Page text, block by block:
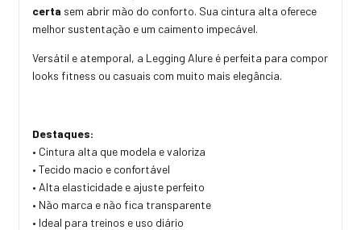
certa sem abrir mão do conforto. Sua cintura alta oferece
melhor sustentação e um caimento impecável.
Versátil e atemporal, a Legging Alure é perfeita para compor
looks fitness ou casuais com muito mais elegância.
Destaques:
• Cintura alta que modela e valoriza
• Tecido macio e confortável
• Alta elasticidade e ajuste perfeito
• Não marca e não fica transparente
• Ideal para treinos e uso diário